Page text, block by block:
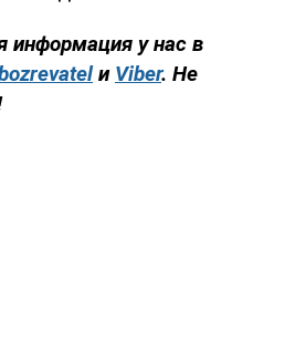
информация у нас в
и Viber. Не